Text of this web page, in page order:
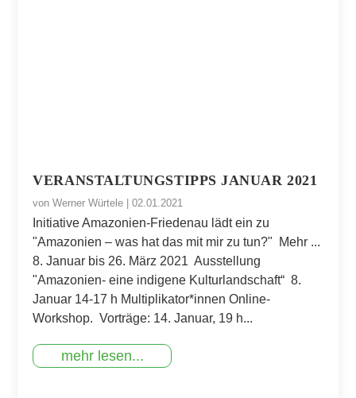
VERANSTALTUNGSTIPPS JANUAR 2021
vonWerner Würtele |02.01.2021
Initiative Amazonien-Friedenau lädt ein zu
"Amazonien – was hat das mit mir zu tun?" Mehr ...
8. Januar bis 26. März 2021 Ausstellung
"Amazonien- eine indigene Kulturlandschaft“ 8.
Januar 14-17 h Multiplikator*innen Online-
Workshop. Vorträge: 14. Januar, 19 h...
mehr lesen...